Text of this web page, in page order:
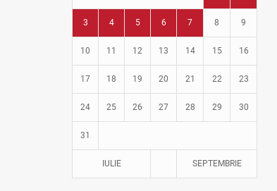
3 4 5 6 7 8 9
10 11 12 13 14 15 16
17 18 19 20 21 22 23
24 25 26 27 28 29 30
31
IULIE SEPTEMBRIE